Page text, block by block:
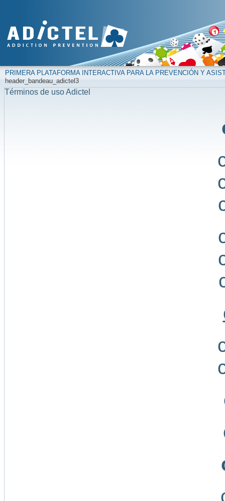
PRIMERA PLATAFORMA INTERACTIVA PARA LA PREVENCIÓN Y
header_bandeau_adictel3
Términos de uso Adictel